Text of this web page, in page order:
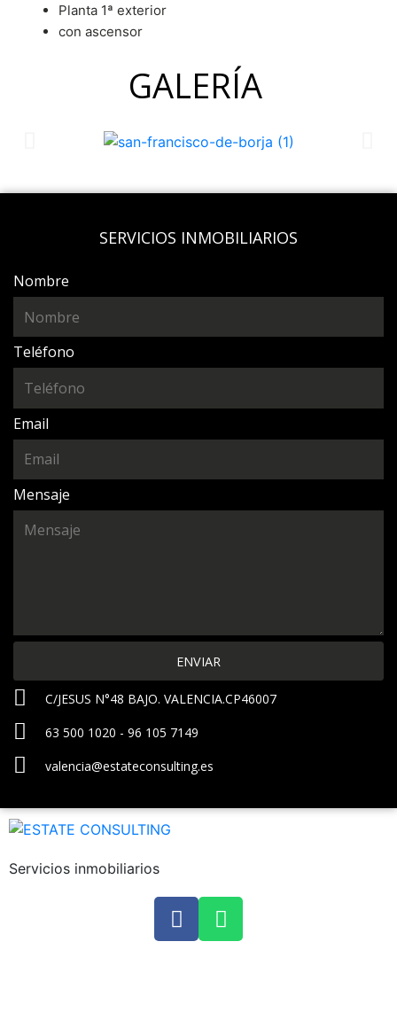
Planta 1ª exterior
con ascensor
GALERÍA
SERVICIOS INMOBILIARIOS
Nombre
Teléfono
Email
Mensaje
ENVIAR
C/JESUS N°48 BAJO. VALENCIA.CP46007
63 500 1020 - 96 105 7149
valencia@estateconsulting.es
Servicios inmobiliarios